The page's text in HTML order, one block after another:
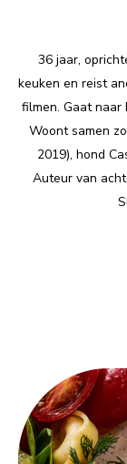
36 jaar,
keuken en reist
filmen. Gaat
Woont samen
2019), hond
Auteur van